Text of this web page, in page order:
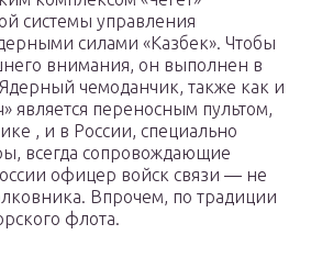
системы управления
силами «Казбек». Чтобы
внимания, он выполнен в
чемоданчик, также как и
является переносным пультом,
, и в России, специально
всегда сопровождающие
офицер войск связи — не
Впрочем, по традиции
флота.